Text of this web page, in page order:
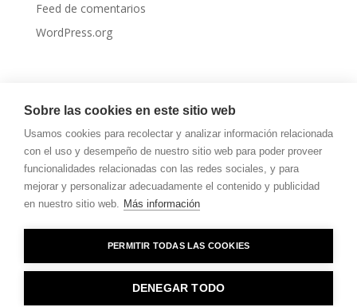
Feed de comentarios
WordPress.org
Sobre las cookies en este sitio web
Usamos cookies para recolectar y analizar información relacionada
con el uso y desempeño de nuestro sitio web para poder proveer
funcionalidades relacionadas con las redes sociales, y para
mejorar y personalizar adecuadamente el contenido y publicidad
en nuestro sitio web. Más información
PERMITIR TODAS LAS COOKIES
DENEGAR TODO